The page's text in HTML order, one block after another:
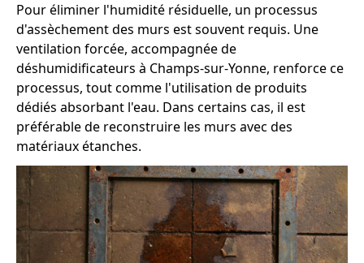
Pour éliminer l'humidité résiduelle, un processus
d'assèchement des murs est souvent requis. Une
ventilation forcée, accompagnée de
déshumidificateurs à Champs-sur-Yonne, renforce ce
processus, tout comme l'utilisation de produits
dédiés absorbant l'eau. Dans certains cas, il est
préférable de reconstruire les murs avec des
matériaux étanches.